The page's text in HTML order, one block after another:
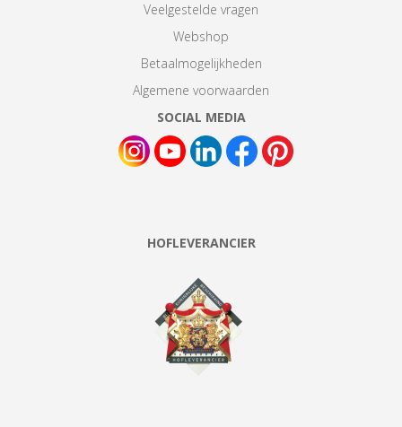
Veelgestelde vragen
Webshop
Betaalmogelijkheden
Algemene voorwaarden
SOCIAL MEDIA
HOFLEVERANCIER